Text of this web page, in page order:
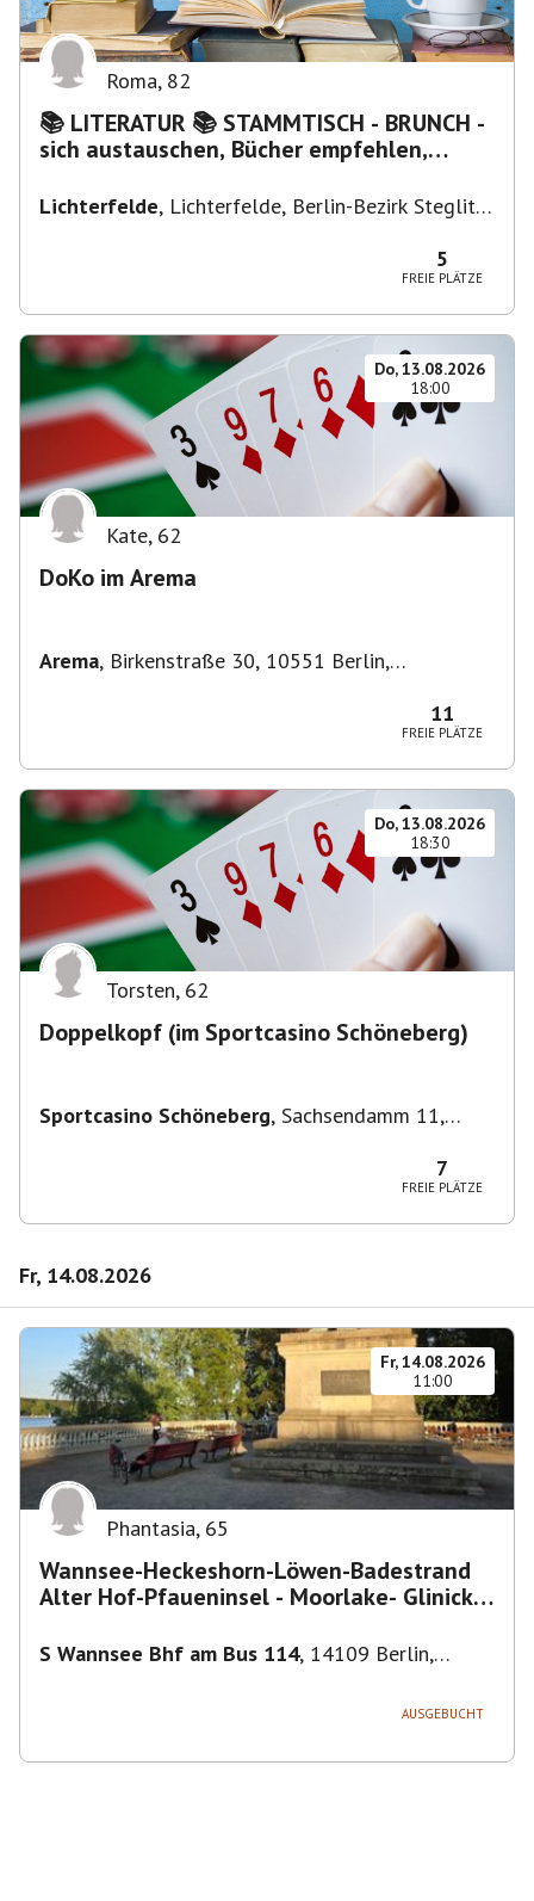
Roma, 82
📚 LITERATUR 📚 STAMMTISCH - BRUNCH -
sich austauschen, Bücher empfehlen,
Lichterfelde, Lichterfelde, Berlin-Bezirk Steglitz-
5
FREIE PLÄTZE
Do, 13.08.2026
18:00
Kate, 62
DoKo im Arema
Arema, Birkenstraße 30, 10551 Berlin,
11
FREIE PLÄTZE
Do, 13.08.2026
18:30
Torsten, 62
Doppelkopf (im Sportcasino Schöneberg)
Sportcasino Schöneberg, Sachsendamm 11,
7
FREIE PLÄTZE
Fr, 14.08.2026
Fr, 14.08.2026
11:00
Phantasia, 65
Wannsee-Heckeshorn-Löwen-Badestrand
Alter Hof-Pfaueninsel - Moorlake- Glinicker
S Wannsee Bhf am Bus 114, 14109 Berlin,
AUSGEBUCHT